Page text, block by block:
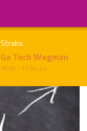
Straks:
Ga Toch Wegman
16.00 - 17.00 uur
Volgend uur